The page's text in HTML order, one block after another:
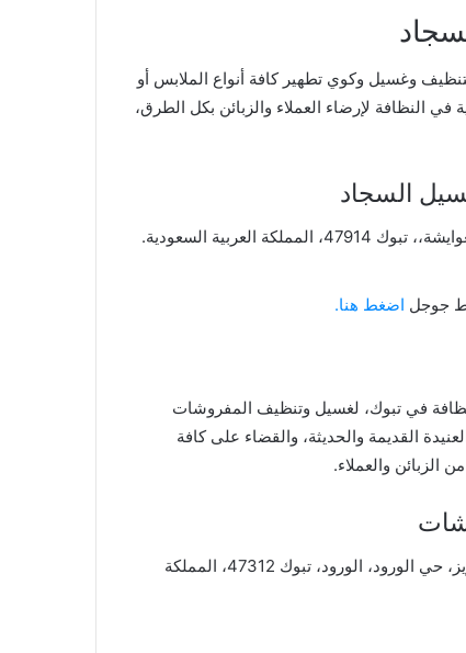
وغسيل وكوي تطهير كافة أنواع الملابس أو
النظافة لإرضاء العملاء والزبائن بكل الطرق،
السجاد
جوجل اضغط هنا.
في تبوك، لغسيل وتنظيف المفروشات
القديمة والحديثة، والقضاء على كافة
الزبائن والعملاء.
CH9F + GVP، شارع الأمير عبد المجيد بن عبد العزيز، حي الورود، الورود، تبوك 47312، المملكة